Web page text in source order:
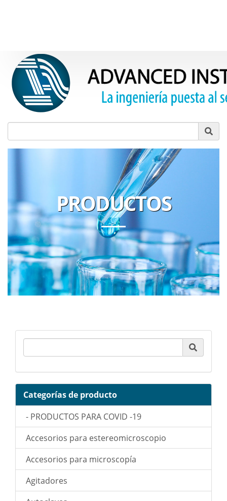
Product Search
PRODUCTOS
Product Search
Categorías de producto
- PRODUCTOS PARA COVID -19
Accesorios para estereomicroscopio
Accesorios para microscopía
Agitadores